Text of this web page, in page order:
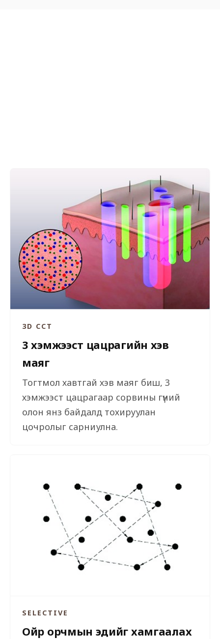
3D CCT
3 хэмжээст цацрагийн хэв
маяг
Тогтмол хавтгай хэв маяг биш, 3
хэмжээст цацрагаар сорвины гүний
олон янз байдалд тохируулан
цочролыг сарниулна.
SELECTIVE
Ойр орчмын эдийг хамгаалах